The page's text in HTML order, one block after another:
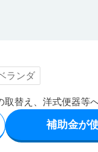
ランダ
替え、洋式便器等
補助金が